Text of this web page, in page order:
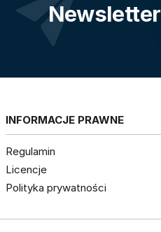
Newsletter
INFORMACJE PRAWNE
Regulamin
Licencje
Polityka prywatności